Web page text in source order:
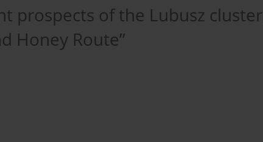
prospects of the Lubusz cluster
Honey Route”